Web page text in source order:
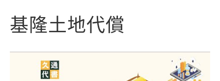
房屋貸款
信用貸款
精選知識
基隆土地代償